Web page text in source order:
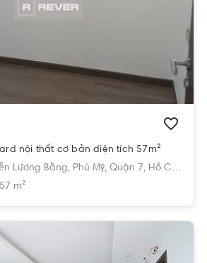
nội thất cơ bản diện tích 57m²
Lương Bằng, Phú Mỹ, Quận 7, Hồ Chí Minh
57 m²